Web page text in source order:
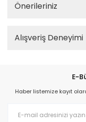
Önerileriniz
Alışveriş Deneyimi
E-
Haber listemize kayıt